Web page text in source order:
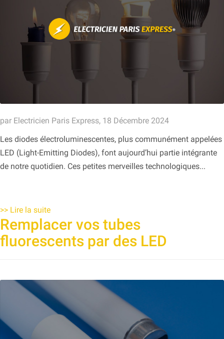
par Electricien Paris Express, 18 Décembre 2024
Les diodes électroluminescentes, plus communément appelées
LED (Light-Emitting Diodes), font aujourd’hui partie intégrante
de notre quotidien. Ces petites merveilles technologiques...
>> Lire la suite
Remplacer vos tubes
fluorescents par des LED